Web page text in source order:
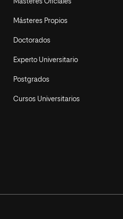
Másteres Oficiales
Másteres Propios
Doctorados
Experto Universitario
Postgrados
Cursos Universitarios